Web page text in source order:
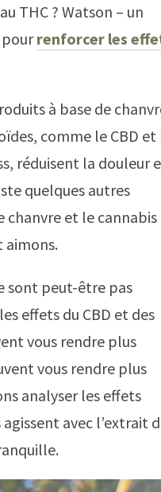
THC ? Watson – un
pourrenforcer les
à base de
comme le CBD et
réduisent la douleur
quelques autres
et le cannabis
aimons.
sont peut-être pas
effets du CBD et des
vous rendre plus
vous rendre plus
analyser les effets
avec l’extrait